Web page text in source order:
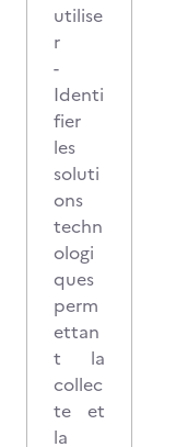
utilise
r
-
Identi
fier
les
soluti
ons
techn
ologi
ques
perm
ettan
t la
collec
te et
la